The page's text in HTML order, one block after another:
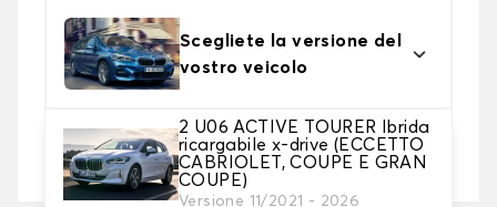
Scegliete la versione del
vostro veicolo
2 U06 ACTIVE TOURER Ibrida
ricargabile x-drive (ECCETTO
CABRIOLET, COUPE E GRAN
COUPE)
Versione 11/2021 - 2026
2. Livello di protezione
Scegli il telo protettivo adatto alle tue esigenze